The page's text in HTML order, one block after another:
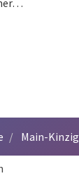
Main-Kinzig